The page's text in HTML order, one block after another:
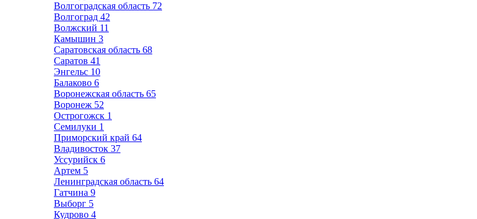
Волгоградская область 72
Волгоград 42
Волжский 11
Камышин 3
Саратовская область 68
Саратов 41
Энгельс 10
Балаково 6
Воронежская область 65
Воронеж 52
Острогожск 1
Семилуки 1
Приморский край 64
Владивосток 37
Уссурийск 6
Артем 5
Ленинградская область 64
Гатчина 9
Выборг 5
Кудрово 4